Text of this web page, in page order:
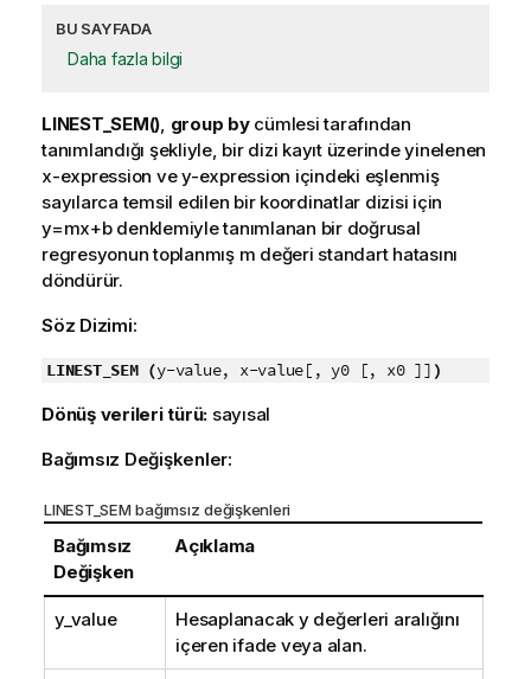
BU SAYFADA
Daha fazla bilgi
LINEST_SEM(), group bycümlesi tarafından
tanımlandığı şekliyle, bir dizi kayıt üzerinde yinelenen
x-expression vey-expression içindeki eşlenmiş
sayılarca temsil edilen bir koordinatlar dizisi için
y=mx+bdenklemiyle tanımlanan bir doğrusal
regresyonun toplanmış m değeri standart hatasını
döndürür.
Söz Dizimi:
LINEST_SEM (y-value, x-value[, y0 [, x0 ]] )
Dönüş verileri türü: sayısal
Bağımsız Değişkenler:
LINEST_SEM bağımsız değişkenleri
Bağımsız
Değişken
Açıklama
y_value Hesaplanacak ydeğerleri aralığını
içeren ifade veya alan.